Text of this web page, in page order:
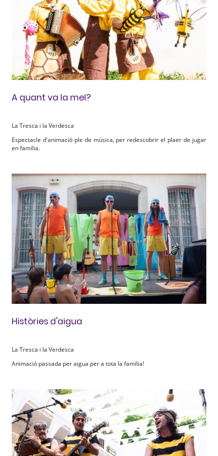
A quant va la mel?
La Tresca i la Verdesca
Espectacle d'animació ple de música, per redescobrir el plaer de jugar
en família.
Històries d'aigua
La Tresca i la Verdesca
Animació passada per aigua per a tota la família!